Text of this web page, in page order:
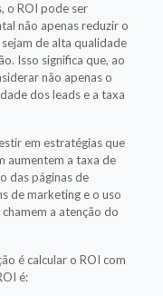
o ROI pode ser
não apenas reduzir o
de alta qualidade
Isso significa que, ao
não apenas o
dos leads e a taxa
em estratégias que
aumentem a taxa de
das páginas de
de marketing e o uso
a atenção do
é calcular o ROI com
é: